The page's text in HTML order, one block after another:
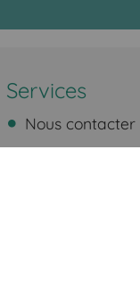
Services
Nous contacter